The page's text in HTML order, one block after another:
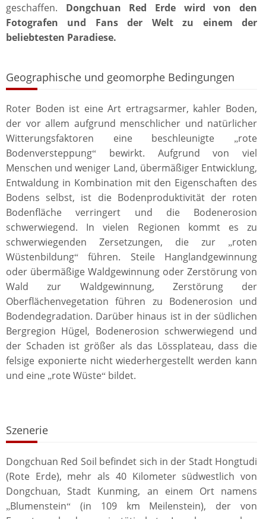
geschaffen. Dongchuan Red Erde wird von den
Fotografen und Fans der Welt zu einem der
beliebtesten Paradiese.
Geographische und geomorphe Bedingungen
Roter Boden ist eine Art ertragsarmer, kahler Boden,
der vor allem aufgrund menschlicher und natürlicher
Witterungsfaktoren eine beschleunigte
„rote
Bodenversteppung“
bewirkt. Aufgrund von viel
Menschen und weniger Land, übermäßiger Entwicklung,
Entwaldung in Kombination mit den Eigenschaften des
Bodens selbst, ist die Bodenproduktivität der roten
Bodenfläche verringert und die Bodenerosion
schwerwiegend. In vielen Regionen kommt es zu
schwerwiegenden Zersetzungen, die zur
„roten
Wüstenbildung“
führen. Steile Hanglandgewinnung
oder übermäßige Waldgewinnung oder Zerstörung von
Wald zur Waldgewinnung, Zerstörung der
Oberflächenvegetation führen zu Bodenerosion und
Bodendegradation. Darüber hinaus ist in der südlichen
Bergregion Hügel, Bodenerosion schwerwiegend und
der Schaden ist größer als das Lössplateau, dass die
felsige exponierte nicht wiederhergestellt werden kann
und eine „rote Wüste“ bildet.
Szenerie
Dongchuan Red Soil befindet sich in der Stadt Hongtudi
(Rote Erde), mehr als 40 Kilometer südwestlich von
Dongchuan, Stadt Kunming, an einem Ort namens
„Blumenstein“
(in 109 km Meilenstein), der von